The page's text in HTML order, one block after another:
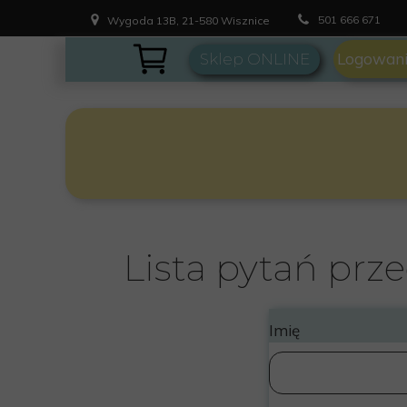
Imię
Lista pytań
Sklep ONLINE
501 666 671
Wygoda 13B, 21-580 Wisznice